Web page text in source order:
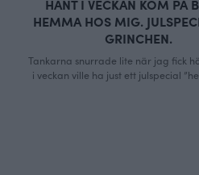
HÄNT I VECKAN KOM PÅ
HEMMA HOS MIG.
GRINCHEN.
Tankarna snurrade lite när jag fick
i veckan ville ha just ett julspecial